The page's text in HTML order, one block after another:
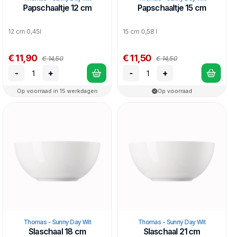
Papschaaltje 12 cm
12 cm 0,45l
€ 11,90 € 14,50
- +
Op voorraad in 15 werkdagen
Papschaaltje 15 cm
15 cm 0,58 l
€ 11,50 € 14,50
- +
Op voorraad
Thomas - Sunny Day Wit
Slaschaal 18 cm
Thomas - Sunny Day Wit
Slaschaal 21 cm